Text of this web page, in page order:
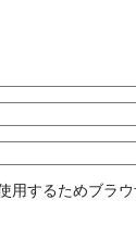
用するためブラ